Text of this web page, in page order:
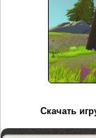
Скачать